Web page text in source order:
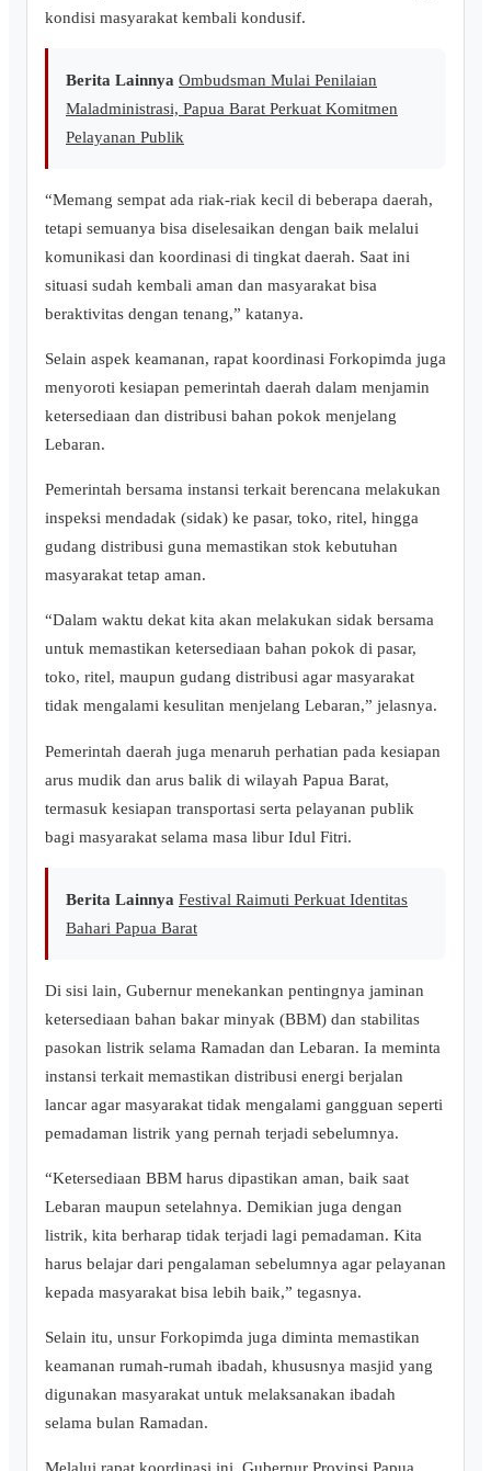
kondisi masyarakat kembali kondusif.
Berita Lainnya Ombudsman Mulai Penilaian
Maladministrasi, Papua Barat Perkuat Komitmen
Pelayanan Publik
“Memang sempat ada riak-riak kecil di beberapa daerah,
tetapi semuanya bisa diselesaikan dengan baik melalui
komunikasi dan koordinasi di tingkat daerah. Saat ini
situasi sudah kembali aman dan masyarakat bisa
beraktivitas dengan tenang,” katanya.
Selain aspek keamanan, rapat koordinasi Forkopimda juga
menyoroti kesiapan pemerintah daerah dalam menjamin
ketersediaan dan distribusi bahan pokok menjelang
Lebaran.
Pemerintah bersama instansi terkait berencana melakukan
inspeksi mendadak (sidak) ke pasar, toko, ritel, hingga
gudang distribusi guna memastikan stok kebutuhan
masyarakat tetap aman.
“Dalam waktu dekat kita akan melakukan sidak bersama
untuk memastikan ketersediaan bahan pokok di pasar,
toko, ritel, maupun gudang distribusi agar masyarakat
tidak mengalami kesulitan menjelang Lebaran,” jelasnya.
Pemerintah daerah juga menaruh perhatian pada kesiapan
arus mudik dan arus balik di wilayah Papua Barat,
termasuk kesiapan transportasi serta pelayanan publik
bagi masyarakat selama masa libur Idul Fitri.
Berita Lainnya Festival Raimuti Perkuat Identitas
Bahari Papua Barat
Di sisi lain, Gubernur menekankan pentingnya jaminan
ketersediaan bahan bakar minyak (BBM) dan stabilitas
pasokan listrik selama Ramadan dan Lebaran. Ia meminta
instansi terkait memastikan distribusi energi berjalan
lancar agar masyarakat tidak mengalami gangguan seperti
pemadaman listrik yang pernah terjadi sebelumnya.
“Ketersediaan BBM harus dipastikan aman, baik saat
Lebaran maupun setelahnya. Demikian juga dengan
listrik, kita berharap tidak terjadi lagi pemadaman. Kita
harus belajar dari pengalaman sebelumnya agar pelayanan
kepada masyarakat bisa lebih baik,” tegasnya.
Selain itu, unsur Forkopimda juga diminta memastikan
keamanan rumah-rumah ibadah, khususnya masjid yang
digunakan masyarakat untuk melaksanakan ibadah
selama bulan Ramadan.